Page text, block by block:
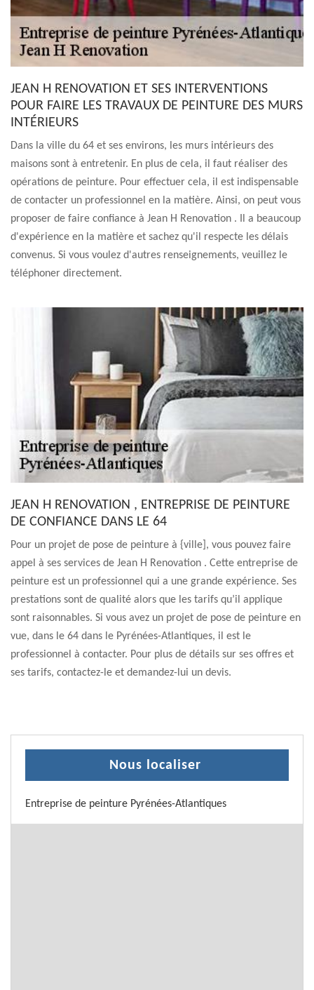
JEAN H RENOVATION ET SES INTERVENTIONS
POUR FAIRE LES TRAVAUX DE PEINTURE DES MURS
INTÉRIEURS
Dans la ville du 64 et ses environs, les murs intérieurs des
maisons sont à entretenir. En plus de cela, il faut réaliser des
opérations de peinture. Pour effectuer cela, il est indispensable
de contacter un professionnel en la matière. Ainsi, on peut vous
proposer de faire confiance à Jean H Renovation . Il a beaucoup
d'expérience en la matière et sachez qu'il respecte les délais
convenus. Si vous voulez d'autres renseignements, veuillez le
téléphoner directement.
JEAN H RENOVATION , ENTREPRISE DE PEINTURE
DE CONFIANCE DANS LE 64
Pour un projet de pose de peinture à {ville], vous pouvez faire
appel à ses services de Jean H Renovation . Cette entreprise de
peinture est un professionnel qui a une grande expérience. Ses
prestations sont de qualité alors que les tarifs qu’il applique
sont raisonnables. Si vous avez un projet de pose de peinture en
vue, dans le 64 dans le Pyrénées-Atlantiques, il est le
professionnel à contacter. Pour plus de détails sur ses offres et
ses tarifs, contactez-le et demandez-lui un devis.
Nous localiser
Entreprise de peinture Pyrénées-Atlantiques